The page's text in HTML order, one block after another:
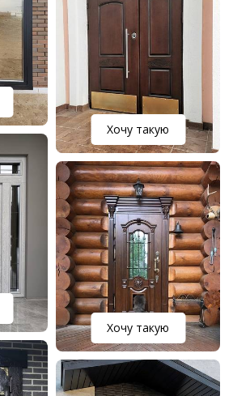
Хочу такую
Хочу такую